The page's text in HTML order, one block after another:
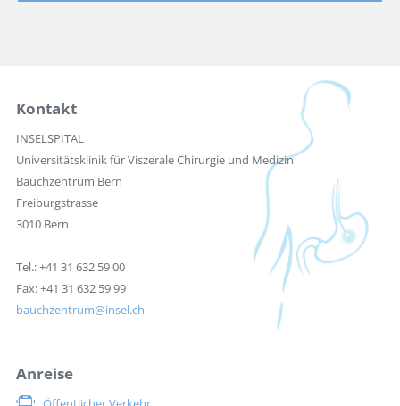
Kontakt
INSELSPITAL
Universitätsklinik für Viszerale Chirurgie und Medizin
Bauchzentrum Bern
Freiburgstrasse
3010 Bern
Tel.: +41 31 632 59 00
Fax: +41 31 632 59 99
bauchzentrum
insel.ch
Anreise